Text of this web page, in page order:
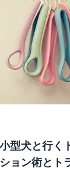
型犬と行く
ョン術とト